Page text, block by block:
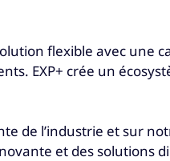
flexible avec une
EXP+ crée un
de l’industrie et sur
et des solutions